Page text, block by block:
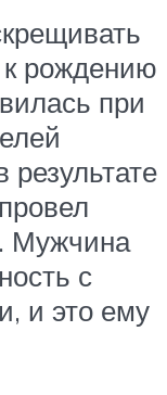
рождению
при
Мужчина
с
и это ему